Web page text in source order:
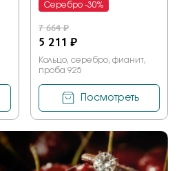
Серебро -30%
7 664 ₽
5 211 ₽
Кольцо, серебро, фианит,
проба 925
Посмотреть